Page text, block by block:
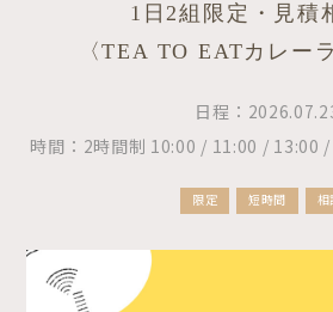
1日2組限定・見積
〈TEA TO EATカレー
日程：
時間：2時間制 10:00 / 11:00 / 13:00
限定 短時間 相